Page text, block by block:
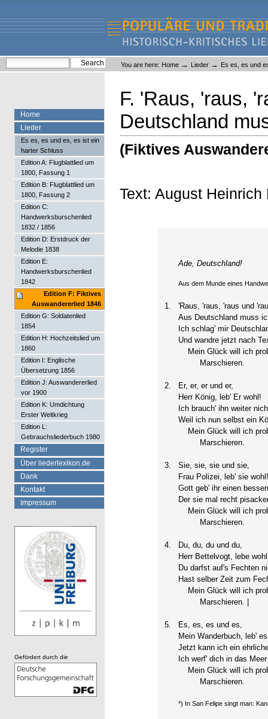
content.
navigation
Liederlexikon
Personal
tools
You are here: Home → Lieder → Es es, es und
F. 'Raus, 'raus,
Deutschland
(Fiktives
Text: August
Ade, Deutschland!
Aus dem Munde eines
1.
'Raus, 'raus, 'raus und
Aus Deutschland muss
Ich schlag' mir
Und wandre jetzt nach
Mein Glück will ich
Marschieren.
2.
Er, er, er und er,
Herr König, leb' Er wohl!
Ich brauch' ihn weiter
Weil ich nun selbst ein
Mein Glück will ich
Marschieren.
3.
Sie, sie, sie und sie,
Frau Polizei, leb' sie
Gott geb' ihr einen
Der sie mal recht
Mein Glück will ich
Marschieren.
4.
Du, du, du und du,
Herr Bettelvogt, lebe
Du darfst auf's Fechten
Hast selber Zeit zum
Mein Glück will ich
Marschieren. |
5.
Es, es, es und es,
Mein Wanderbuch, leb'
Jetzt kann ich ein
Ich werf' dich in das
Mein Glück will ich
Marschieren.
*) In San Felipe singt man:
Home
Lieder
Es es, es und es, es ist ein
harter Schluss
Edition A: Flugblattlied um
1800, Fassung 1
Edition B: Flugblattlied um
1800, Fassung 2
Edition C:
Handwerksburschenlied
1832 / 1856
Edition D: Erstdruck der
Melodie 1838
Edition E:
Handwerksburschenlied
1842
Edition F: Fiktives
Auswandererlied 1846
Edition G: Soldatenlied
1854
Edition H: Hochzeitslied um
1860
Edition I: Englische
Übersetzung 1856
Edition J: Auswandererlied
vor 1900
Edition K: Umdichtung
Erster Weltkrieg
Edition L:
Gebrauchsliederbuch 1980
Register
Über liederlexikon.de
Dank
Kontakt
Impressum
Gefördert durch die